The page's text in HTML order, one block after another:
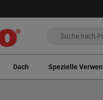
Dach Spezielle